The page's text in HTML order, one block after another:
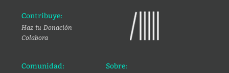
Contribuye:
Haz tu Donación
Colabora
Comunidad: Sobre: